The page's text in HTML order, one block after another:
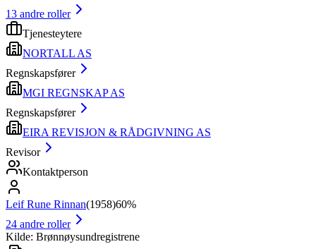
13 andre roller
Tjenesteytere
NORTALL AS
Regnskapsfører
MGI REGNSKAP AS
Regnskapsfører
EIRA REVISJON & RÅDGIVNING AS
Revisor
Kontaktperson
Leif Rune Rinnan(1958)60%
24 andre roller
Kilde: Brønnøysundregistrene